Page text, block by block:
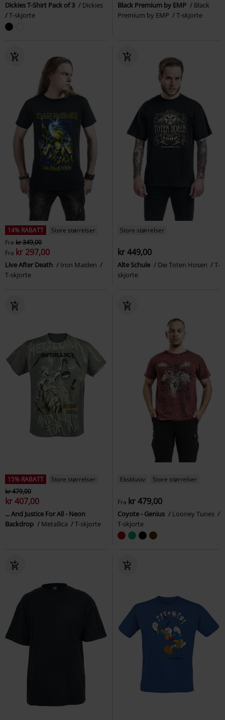
Dickies T-Shirt Pack of 3
Dickies
T-skjorte
Black Premium by EMP
Black
Premium by EMP
T-skjorte
14% RABATT
Store størrelser
Fra kr 349,00
Fra kr 297,00
Live After Death
Iron Maiden
T-skjorte
Store størrelser
kr 449,00
Alte Schule Die Toten Hosen
T-
skjorte
15% RABATT
Store størrelser
kr 479,00
kr 407,00
... And Justice For All - Neon
Backdrop
Metallica T-skjorte
Eksklusiv Store størrelser
Fra kr 479,00
Coyote - Genius
Looney Tunes
T-skjorte